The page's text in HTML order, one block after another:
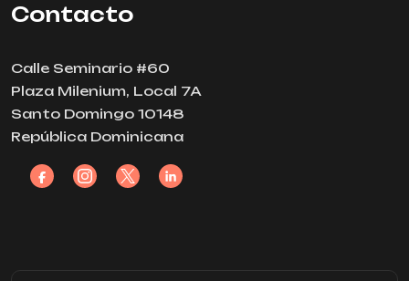
Contacto
Calle Seminario #60
Plaza Milenium, Local 7A
Santo Domingo 10148
República Dominicana